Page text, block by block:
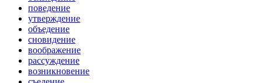
поведение
утверждение
объедение
сновидение
воображение
рассуждение
возникновение